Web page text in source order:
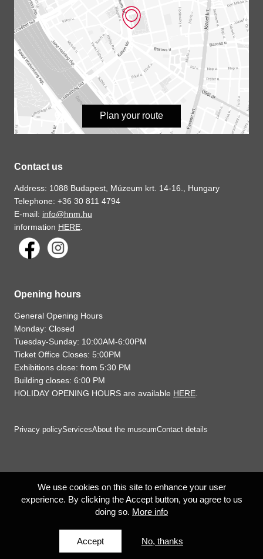
Plan your route
Contact us
Address: 1088 Budapest, Múzeum krt. 14-16., Hungary
Telephone: +36 30 811 4794
E-mail: info@hnm.hu
information HERE
Opening hours
General Opening Hours
Monday: Closed
Tuesday-Sunday: 10:00AM-6:00PM
Ticket Office Closes: 5:00PM
Exhibitions close: from 5:30 PM
Building closes: 6:00 PM
HOLIDAY OPENING HOURS are available HERE
Privacy policyServicesAbout the museumContact details
We use cookies on this site to enhance your user
experience. By clicking the Accept button, you agree to us
doing so. More info
Accept No, thanks